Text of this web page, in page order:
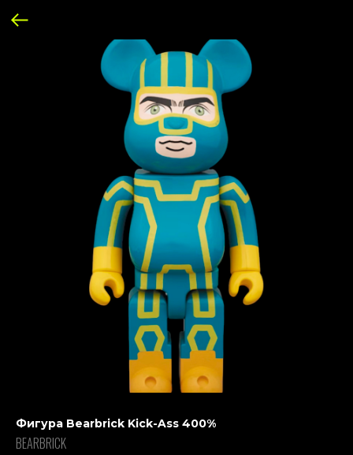
Фигура Bearbrick Kick-Ass 400%
BEARBRICK